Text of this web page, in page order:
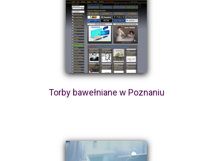
Torby bawełniane w Poznaniu